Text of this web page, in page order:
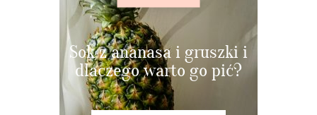
Sok z ananasa i gruszki i
dlaczego warto go pić?